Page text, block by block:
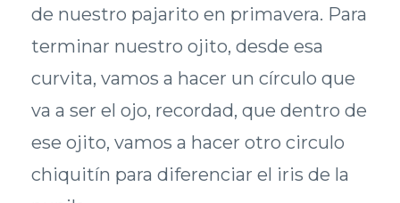
de nuestro pajarito en primavera. Para
terminar nuestro ojito, desde esa
curvita, vamos a hacer un círculo que
va a ser el ojo, recordad, que dentro de
ese ojito, vamos a hacer otro circulo
chiquitín para diferenciar el iris de la